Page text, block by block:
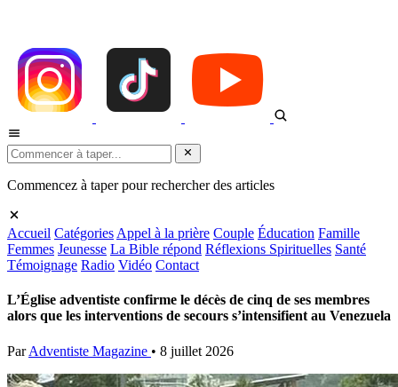
Commencez à taper pour rechercher des articles
Accueil Catégories Appel à la prière Couple Éducation Famille
Femmes Jeunesse La Bible répond Réflexions Spirituelles Santé
Témoignage Radio Vidéo Contact
L’Église adventiste confirme le décès de cinq de ses membres
alors que les interventions de secours s’intensifient au Venezuela
Par Adventiste Magazine • 8 juillet 2026